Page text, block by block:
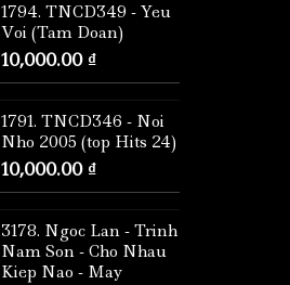
1794. TNCD349 - Yeu
Voi (Tam Doan)
10,000.00 ₫
1791. TNCD346 - Noi
Nho 2005 (top Hits 24)
10,000.00 ₫
3178. Ngoc Lan - Trinh
Nam Son - Cho Nhau
Kiep Nao - May